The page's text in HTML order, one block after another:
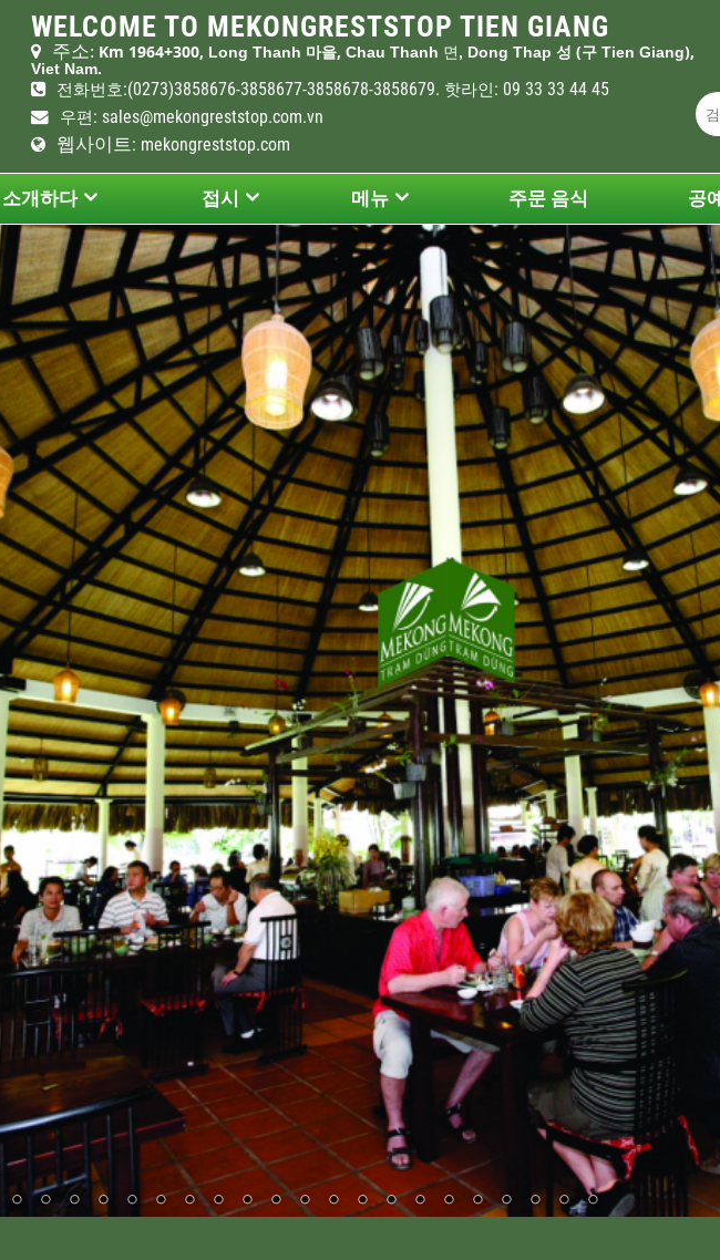
WELCOME TO MEKONGRESTSTOP TIEN GIANG
주소: Km 1964+300, Long Thanh 마을, Chau Thanh 면, Dong Thap 성 (구 Tien Giang),
Viet Nam.
전화번호:(0273)3858676-3858677-3858678-3858679. 핫라인 : 09 33 33 44 45
우편 : sales@mekongreststop.com.vn
웹사이트: mekongreststop.com
소개하다 접시 메뉴 주문 음식 공예